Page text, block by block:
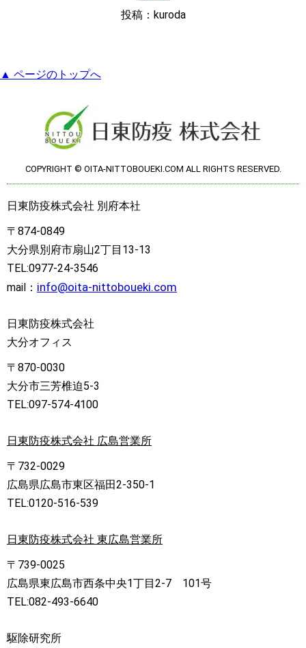
投稿：kuroda
▲ ページのトップへ
COPYRIGHT © OITA-NITTOBOUEKI.COM ALL RIGHTS RESERVED.
日東防疫株式会社 別府本社
〒874-0849
大分県別府市扇山2丁目13-13
TEL:0977-24-3546
mail： info@oita-nittoboueki.com
日東防疫株式会社
大分オフィス
〒870-0030
大分市三芳椎迫5-3
TEL:097-574-4100
日東防疫株式会社 広島営業所
〒732-0029
広島県広島市東区福田2-350-1
TEL:0120-516-539
日東防疫株式会社 東広島営業所
〒739-0025
広島県東広島市西条中央1丁目2-7 101号
TEL:082-493-6640
駆除研究所